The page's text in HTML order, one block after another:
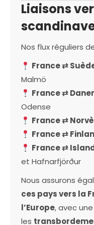
Liaisons
Nos flux réguliers
France ⇄
Malmö
France ⇄
Odense
France ⇄
France ⇄
France ⇄
et Hafnarfjörður
Nous assurons
ces pays vers la
l’Europe, avec
les